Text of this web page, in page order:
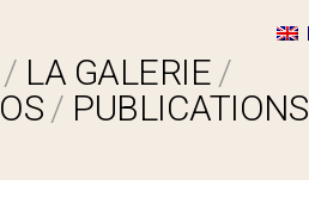
LA GALERIE
PUBLICATIONS